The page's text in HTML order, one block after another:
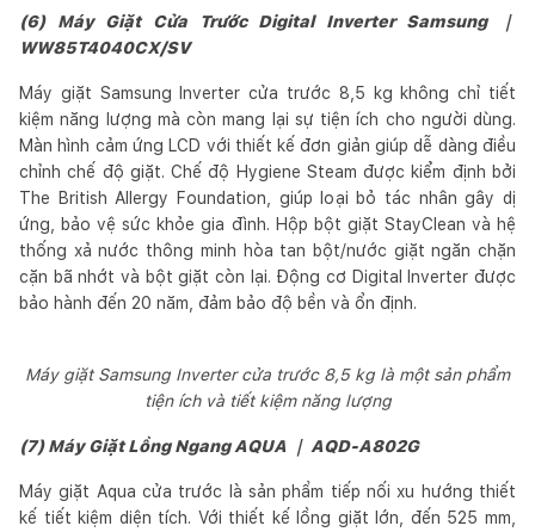
(6) Máy Giặt Cửa Trước Digital Inverter Samsung ｜
WW85T4040CX/SV
Máy giặt Samsung Inverter cửa trước 8,5 kg không chỉ tiết
kiệm năng lượng mà còn mang lại sự tiện ích cho người dùng.
Màn hình cảm ứng LCD với thiết kế đơn giản giúp dễ dàng điều
chỉnh chế độ giặt. Chế độ Hygiene Steam được kiểm định bởi
The British Allergy Foundation, giúp loại bỏ tác nhân gây dị
ứng, bảo vệ sức khỏe gia đình. Hộp bột giặt StayClean và hệ
thống xả nước thông minh hòa tan bột/nước giặt ngăn chặn
cặn bã nhớt và bột giặt còn lại. Động cơ Digital Inverter được
bảo hành đến 20 năm, đảm bảo độ bền và ổn định.
Máy giặt Samsung Inverter cửa trước 8,5 kg là một sản phẩm
tiện ích và tiết kiệm năng lượng
(7) Máy Giặt Lồng Ngang AQUA ｜ AQD-A802G
Máy giặt Aqua cửa trước là sản phẩm tiếp nối xu hướng thiết
kế tiết kiệm diện tích. Với thiết kế lồng giặt lớn, đến 525 mm,